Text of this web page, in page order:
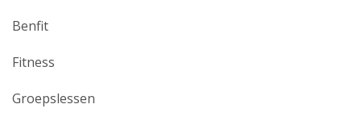
Benfit
Fitness
Groepslessen